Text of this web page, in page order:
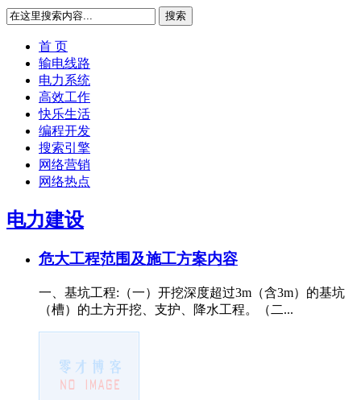
搜索
首 页
输电线路
电力系统
高效工作
快乐生活
编程开发
搜索引擎
网络营销
网络热点
电力建设
危大工程范围及施工方案内容
一、基坑工程:（一）开挖深度超过3m（含3m）的基坑
（槽）的土方开挖、支护、降水工程。（二...